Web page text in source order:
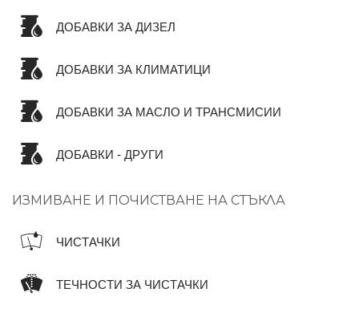
ДОБАВКИ ЗА ДИЗЕЛ
ДОБАВКИ ЗА КЛИМАТИЦИ
ДОБАВКИ ЗА МАСЛО И ТРАНСМИСИИ
ДОБАВКИ - ДРУГИ
ИЗМИВАНЕ И ПОЧИСТВАНЕ НА СТЪКЛА
ЧИСТАЧКИ
ТЕЧНОСТИ ЗА ЧИСТАЧКИ